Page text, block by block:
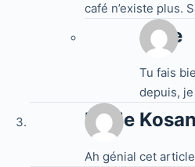
café n’existe plus.
Jake
Tu fais
depuis,
Melle Kosan
Ah génial cet